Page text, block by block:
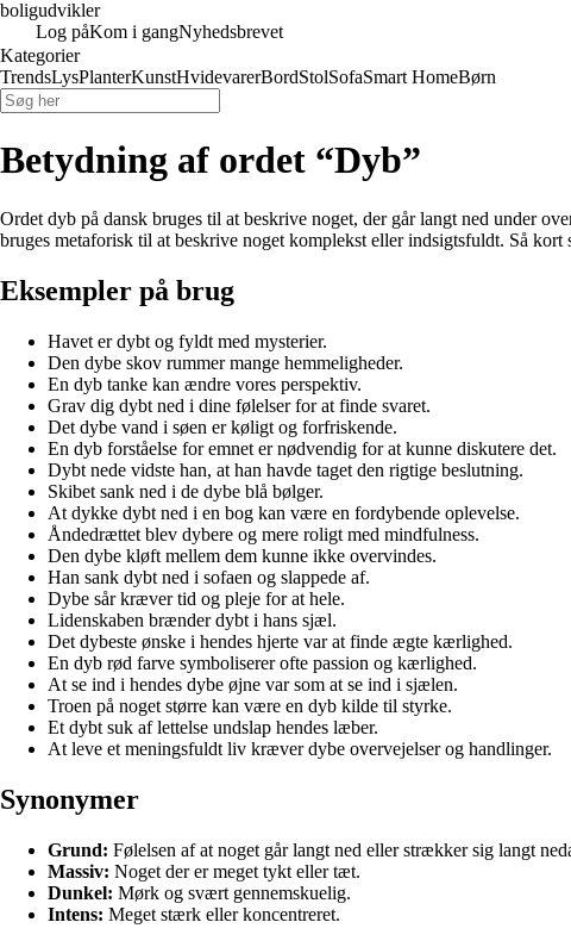
boligudvikler
Log påKom i gangNyhedsbrevet
Kategorier
TrendsLysPlanterKunstHvidevarerBordStolSofaSmart HomeBørn
Betydning af ordet “Dyb”
Ordet dyb på dansk bruges til at beskrive noget, der går langt ned under
bruges metaforisk til at beskrive noget komplekst eller indsigtsfuldt. Så
Eksempler på brug
Havet er dybt og fyldt med mysterier.
Den dybe skov rummer mange hemmeligheder.
En dyb tanke kan ændre vores perspektiv.
Grav dig dybt ned i dine følelser for at finde svaret.
Det dybe vand i søen er køligt og forfriskende.
En dyb forståelse for emnet er nødvendig for at kunne diskutere det.
Dybt nede vidste han, at han havde taget den rigtige beslutning.
Skibet sank ned i de dybe blå bølger.
At dykke dybt ned i en bog kan være en fordybende oplevelse.
Åndedrættet blev dybere og mere roligt med mindfulness.
Den dybe kløft mellem dem kunne ikke overvindes.
Han sank dybt ned i sofaen og slappede af.
Dybe sår kræver tid og pleje for at hele.
Lidenskaben brænder dybt i hans sjæl.
Det dybeste ønske i hendes hjerte var at finde ægte kærlighed.
En dyb rød farve symboliserer ofte passion og kærlighed.
At se ind i hendes dybe øjne var som at se ind i sjælen.
Troen på noget større kan være en dyb kilde til styrke.
Et dybt suk af lettelse undslap hendes læber.
At leve et meningsfuldt liv kræver dybe overvejelser og handlinger.
Synonymer
Grund: Følelsen af at noget går langt ned eller strækker sig langt
Massiv: Noget der er meget tykt eller tæt.
Dunkel: Mørk og svært gennemskuelig.
Intens: Meget stærk eller koncentreret.